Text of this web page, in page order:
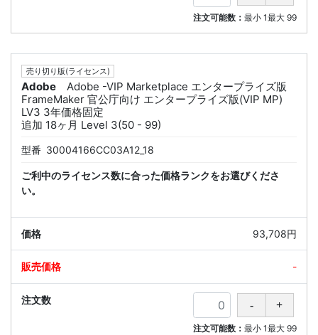
注文可能数： 最小 1最大 99
売り切り版(ライセンス)
Adobe
Adobe -VIP Marketplace エンタープライズ版
FrameMaker 官公庁向け エンタープライズ版(VIP MP)
LV3 3年価格固定
追加 18ヶ月 Level 3(50 - 99)
型番 30004166CC03A12_18
ご利中のライセンス数に合った価格ランクをお選びくださ
い。
93,708円
-
注文可能数： 最小 1最大 99